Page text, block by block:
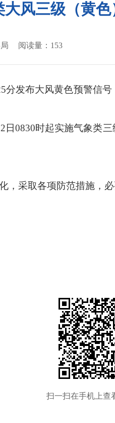
风三级（黄
阅读量： 153
分发布大风黄色预警信号
2 日0830时起实施气象类三
，采取各项防范措施，
扫一扫在手机上查